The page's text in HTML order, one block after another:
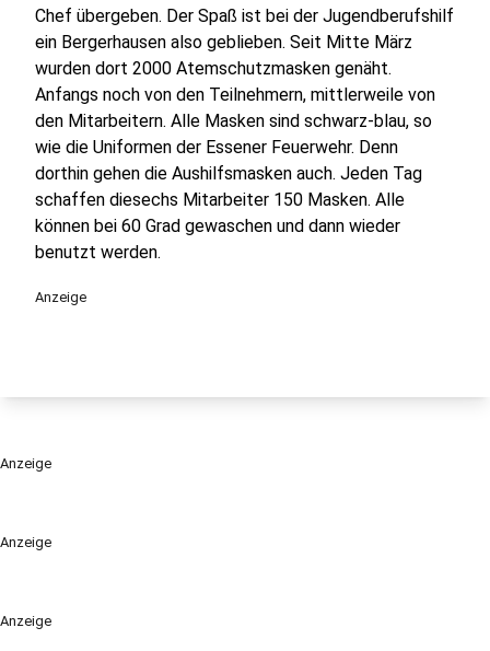
Anzeige
Anzeige
Chef übergeben. Der Spaß ist bei der Jugendberufshilf
ein Bergerhausen also geblieben. Seit Mitte März
wurden dort 2000 Atemschutzmasken genäht.
Anfangs noch von den Teilnehmern, mittlerweile von
den Mitarbeitern. Alle Masken sind schwarz-blau, so
wie die Uniformen der Essener Feuerwehr. Denn
dorthin gehen die Aushilfsmasken auch. Jeden Tag
schaffen diesechs Mitarbeiter 150 Masken. Alle
können bei 60 Grad gewaschen und dann wieder
benutzt werden.
Anzeige
Anzeige